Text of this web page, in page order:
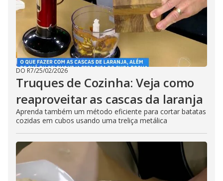
DO R7/25/02/2026
Truques de Cozinha: Veja como
reaproveitar as cascas da laranja
Aprenda também um método eficiente para cortar batatas
cozidas em cubos usando uma treliça metálica